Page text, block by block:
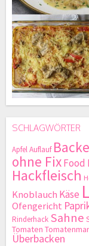
SCHLAGWÖRTER
ApfelAuflauf
ohne FixFood
Hackfleisch
Knoblauch Käse
Ofengericht
Rinderhack Sahne
Tomaten
Überbacken